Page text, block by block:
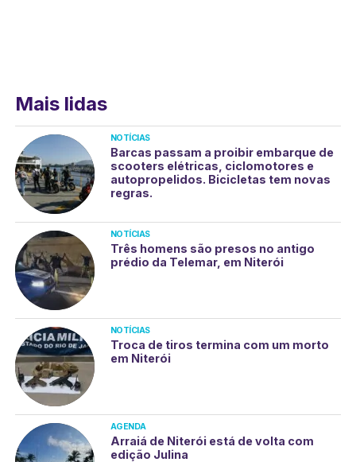
Mais lidas
NOTÍCIAS
Barcas passam a proibir embarque de
scooters elétricas, ciclomotores e
autopropelidos. Bicicletas tem novas
regras.
NOTÍCIAS
Três homens são presos no antigo
prédio da Telemar, em Niterói
NOTÍCIAS
Troca de tiros termina com um morto
em Niterói
AGENDA
Arraiá de Niterói está de volta com
edição Julina